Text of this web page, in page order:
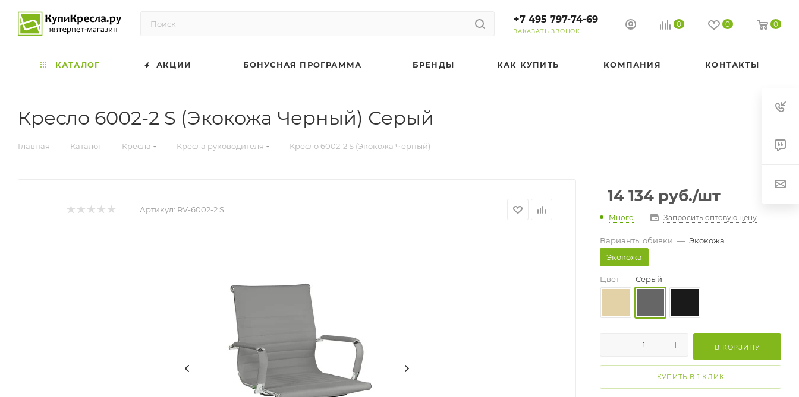
+7 495 797-74-69
ЗАКАЗАТЬ ЗВОНОК
0 0 0
КАТАЛОГ АКЦИИ БОНУСНАЯ ПРОГРАММА БРЕНДЫ КАК КУПИТЬ КОМПАНИЯ КОНТАКТЫ
Кресло 6002-2 S (Экокожа Черный) Серый
Главная — Каталог — Кресла — Кресла руководителя — Кресло 6002-2 S (Экокожа Черный)
Артикул: RV-6002-2 S
14 134 руб./шт
Много Запросить оптовую цену
Варианты обивки — Экокожа
Экокожа
Цвет — Серый
В КОРЗИНУ
КУПИТЬ В 1 КЛИК